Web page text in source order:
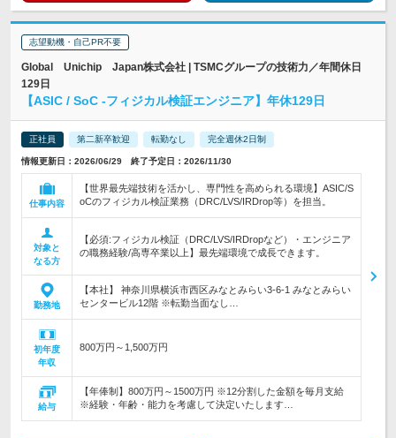
志望動機・自己PR不要
Global Unichip Japan株式会社 | TSMCグループの技術力／年間休日
129日
【ASIC / SoC -フィジカル検証エンジニア】年休129日
正社員 第二新卒歓迎 転勤なし 完全週休2日制
情報更新日：2026/06/29 終了予定日：2026/11/30
仕事内容
【世界最先端技術を活かし、専門性を高められる環境】ASIC/S
oCのフィジカル検証業務（DRC/LVS/IRDrop等）を担当。
対象と
なる方
【必須:フィジカル検証（DRC/LVS/IRDropなど）・エンジニア
の職務経験/高専卒業以上】最先端環境で成長できます。
勤務地
【本社】 神奈川県横浜市西区みなとみらい3-6-1 みなとみらい
センタービル12階 ※転勤当面なし…
初年度
年収
800万円～1,500万円
給与
【年俸制】800万円～1500万円 ※12分割した金額を毎月支給
※経験・年齢・能力を考慮して決定いたします…